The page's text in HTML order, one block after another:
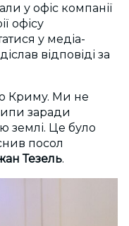
у офіс компанії
офісу
у медіа-
відповіді за
Криму. Ми не
заради
землі. Це було
посол
Тезель.